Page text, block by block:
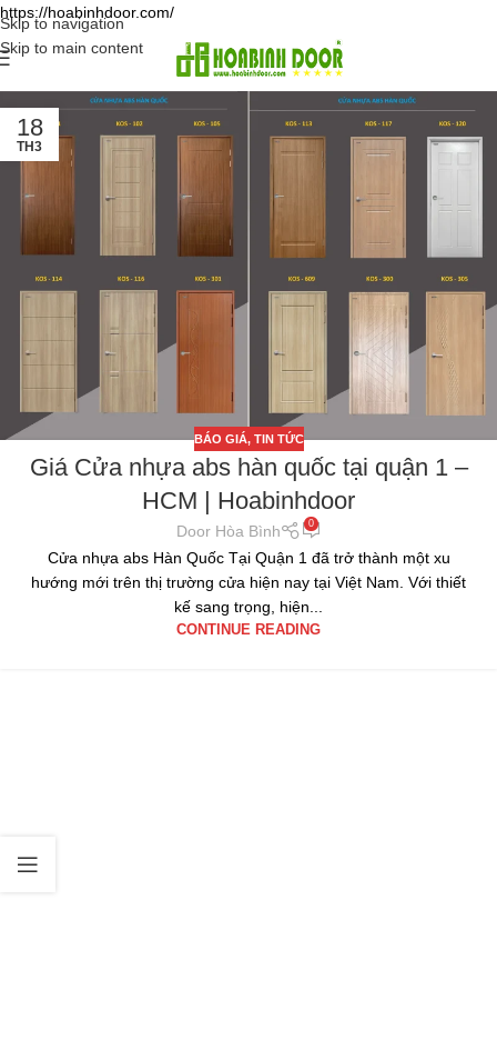
https://hoabinhdoor.com/
Skip to navigation
Skip to main content
18
TH3
BÁO GIÁ, TIN TỨC
Giá Cửa nhựa abs hàn quốc tại quận 1 –
HCM | Hoabinhdoor
Door Hòa Bình 0
Cửa nhựa abs Hàn Quốc Tại Quận 1 đã trở thành một xu
hướng mới trên thị trường cửa hiện nay tại Việt Nam. Với thiết
kế sang trọng, hiện...
CONTINUE READING